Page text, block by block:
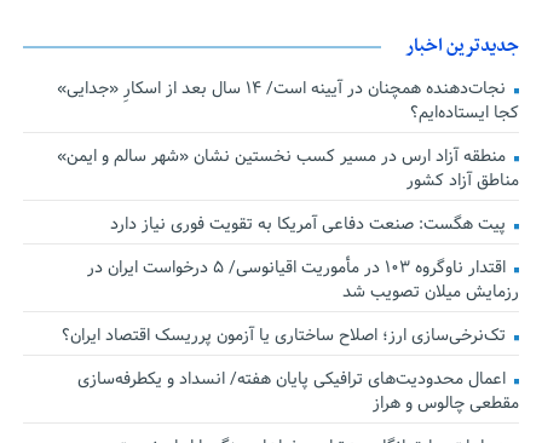
جدیدترین اخبار
نجات‌دهنده‌ همچنان در آیینه است/ ۱۴ سال بعد از اسکارِ «جدایی»
کجا ایستاده‌ایم؟
منطقه آزاد ارس در مسیر کسب نخستین نشان «شهر سالم و ایمن»
مناطق آزاد کشور
پیت هگست: صنعت دفاعی آمریکا به تقویت فوری نیاز دارد
اقتدار ناوگروه ۱۰۳ در مأموریت‌ اقیانوسی/ ۵ درخواست ایران در
رزمایش میلان تصویب شد
تک‌نرخی‌سازی ارز؛ اصلاح ساختاری یا آزمون پرریسک اقتصاد ایران؟
اعمال محدودیت‌های ترافیکی پایان هفته/ انسداد و یکطرفه‌سازی
مقطعی چالوس و هراز